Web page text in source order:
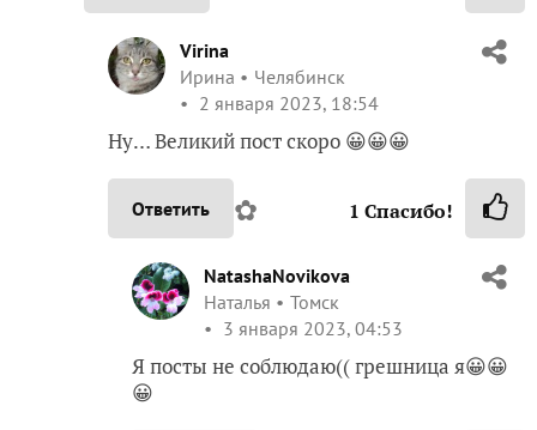
Virina
Ирина
Челябинск
2 января 2023, 18:54
Ну… Великий пост скоро 😀😀😀
Ответить ✿ 1 Спасибо!
NatashaNovikova
Наталья
Томск
3 января 2023, 04:53
Я посты не соблюдаю(( грешница я😀😀
😀